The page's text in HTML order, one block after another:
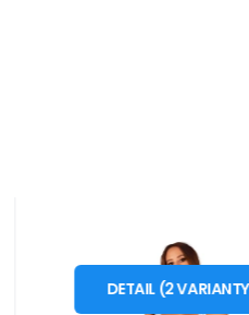
Sexy body
teddy -
i10_P64057
Kód dod.:
Záruka2 roky
od1 019Kč
Skladem - expedice
XL/2XL
XS/S
DETAIL (2VARIANTY
Medvídek bez rozkroku